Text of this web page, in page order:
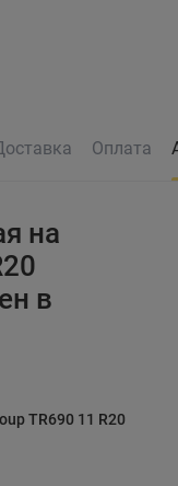
Оплата
на
в
TR690 11 R20